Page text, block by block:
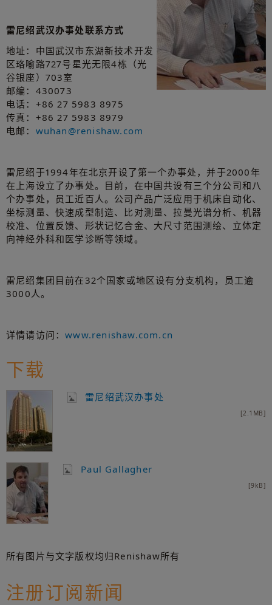
雷尼绍武汉办事处联系方式
地址：中国武汉市东湖新技术开发
区珞喻路727号星光无限4栋（光
谷银座）703室
邮编：430073
电话：+86 27 5983 8975
传真：+86 27 5983 8979
电邮： wuhan@renishaw.com
雷尼绍于1994年在北京开设了第一个办事处，并于2000年
在上海设立了办事处。目前，在中国共设有三个分公司和八
个办事处，员工近百人。公司产品广泛应用于机床自动化、
坐标测量、快速成型制造、比对测量、拉曼光谱分析、机器
校准、位置反馈、形状记忆合金、大尺寸范围测绘、立体定
向神经外科和医学诊断等领域。
雷尼绍集团目前在32个国家或地区设有分支机构，员工逾
3000人。
详情请访问：www.renishaw.com.cn
下载
雷尼绍武汉办事处
[2.1MB]
Paul Gallagher
[9kB]
所有图片与文字版权均归Renishaw所有
注册订阅新闻